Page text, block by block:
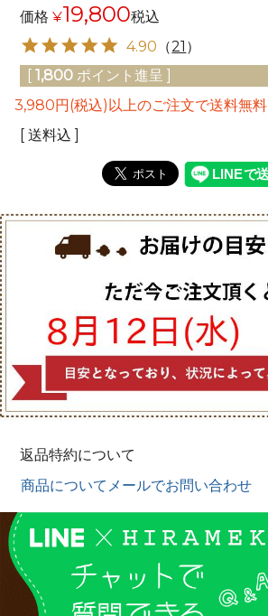
価格 ¥19,800税込
4.90 （21 ）
[ 1,800 ポイント進呈 ]
3,980円(税込)以上のご注文で送料無料
送料込
返品特約について
商品についてメールでお問い合わせ